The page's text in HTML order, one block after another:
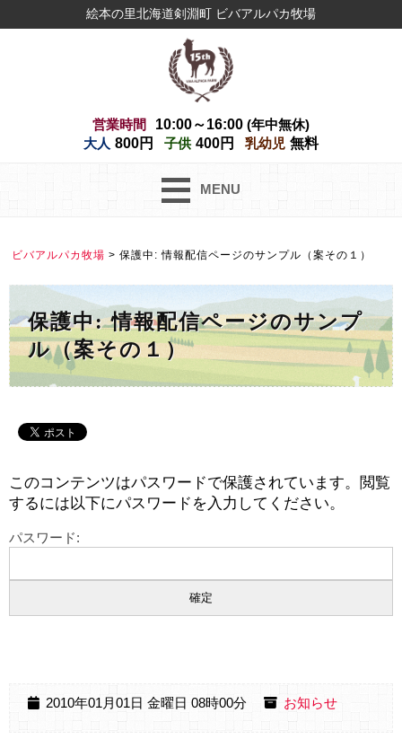
絵本の里北海道剣淵町 ビバアルパカ牧場
営業時間 10:00～16:00 (年中無休)
大人 800円 子供 400円 乳幼児 無料
MENU
ビバアルパカ牧場 > 保護中: 情報配信ページのサンプル（案その１）
保護中: 情報配信ページのサンプ
ル（案その１）
このコンテンツはパスワードで保護されています。閲覧
するには以下にパスワードを入力してください。
パスワード:
2010年01月01日 金曜日 08時00分 お知らせ